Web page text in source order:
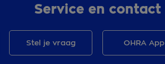
Service en contact
Stel je vraag OHRA App